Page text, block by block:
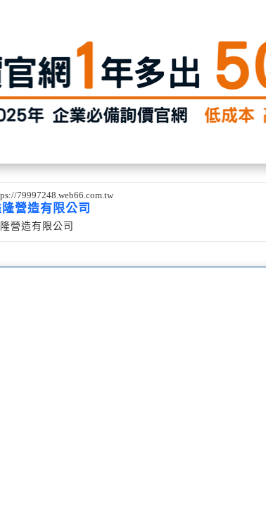
79997248.web66.com.tw
營造有限公司
營造有限公司